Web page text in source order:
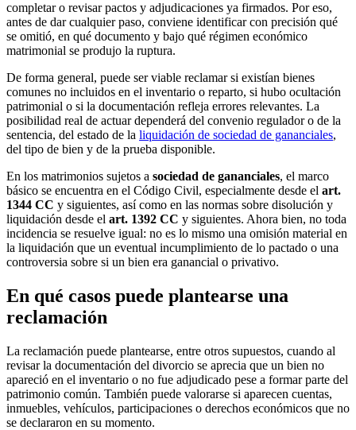
completar o revisar pactos y adjudicaciones ya firmados. Por eso,
antes de dar cualquier paso, conviene identificar con precisión qué
se omitió, en qué documento y bajo qué régimen económico
matrimonial se produjo la ruptura.
De forma general, puede ser viable reclamar si existían bienes
comunes no incluidos en el inventario o reparto, si hubo ocultación
patrimonial o si la documentación refleja errores relevantes. La
posibilidad real de actuar dependerá del convenio regulador o de la
sentencia, del estado de la liquidación de sociedad de gananciales,
del tipo de bien y de la prueba disponible.
En los matrimonios sujetos a sociedad de gananciales, el marco
básico se encuentra en el Código Civil, especialmente desde el art.
1344 CC y siguientes, así como en las normas sobre disolución y
liquidación desde el art. 1392 CC y siguientes. Ahora bien, no toda
incidencia se resuelve igual: no es lo mismo una omisión material en
la liquidación que un eventual incumplimiento de lo pactado o una
controversia sobre si un bien era ganancial o privativo.
En qué casos puede plantearse una
reclamación
La reclamación puede plantearse, entre otros supuestos, cuando al
revisar la documentación del divorcio se aprecia que un bien no
apareció en el inventario o no fue adjudicado pese a formar parte del
patrimonio común. También puede valorarse si aparecen cuentas,
inmuebles, vehículos, participaciones o derechos económicos que no
se declararon en su momento.